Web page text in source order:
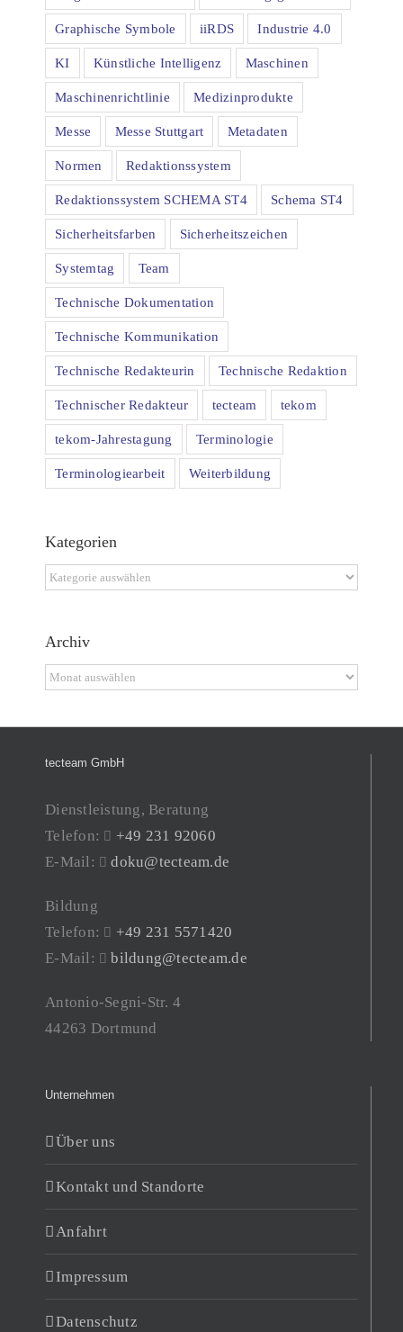
Graphische Symbole iiRDS Industrie 4.0
KI Künstliche Intelligenz Maschinen
Maschinenrichtlinie Medizinprodukte
Messe Messe Stuttgart Metadaten
Normen Redaktionssystem
Redaktionssystem SCHEMA ST4 Schema ST4
Sicherheitsfarben Sicherheitszeichen
Systemtag Team
Technische Dokumentation
Technische Kommunikation
Technische Redakteurin Technische Redaktion
Technischer Redakteur tecteam tekom
tekom-Jahrestagung Terminologie
Terminologiearbeit Weiterbildung
Kategorien
Kategorien
Archiv
Archiv
tecteam GmbH
Dienstleistung, Beratung
Telefon:
+49 231 92060
E-Mail:
doku@tecteam.de
Bildung
Telefon:
+49 231 5571420
E-Mail:
bildung@tecteam.de
Antonio-Segni-Str. 4
44263 Dortmund
Unternehmen
Über uns
Kontakt und Standorte
Anfahrt
Impressum
Datenschutz